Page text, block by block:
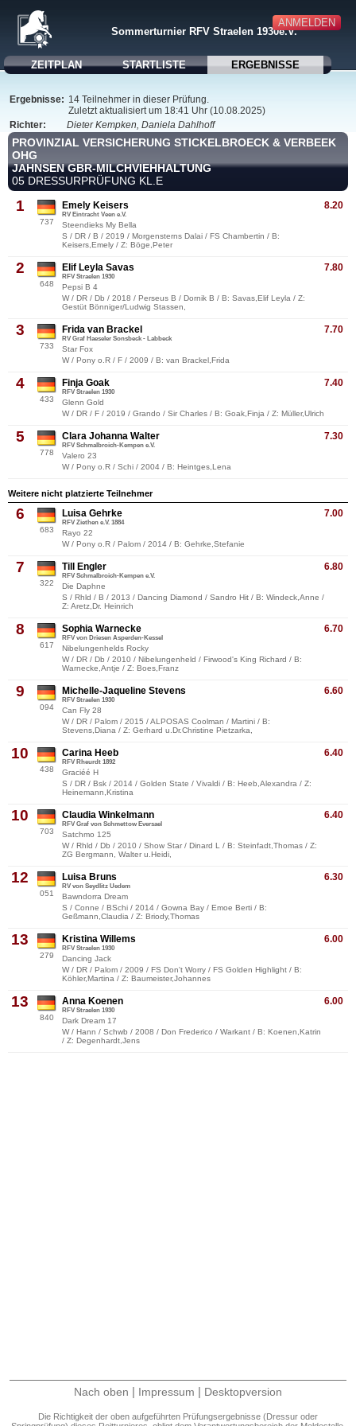
ANMELDEN
Sommerturnier RFV Straelen 1930e.V.
ZEITPLAN STARTLISTE ERGEBNISSE
Ergebnisse: 14 Teilnehmer in dieser Prüfung.
Zuletzt aktualisiert um 18:41 Uhr (10.08.2025)
Richter:
Dieter Kempken, Daniela Dahlhoff
PROVINZIAL VERSICHERUNG STICKELBROECK & VERBEEK
OHG
JAHNSEN GBR-MILCHVIEHHALTUNG
05 DRESSURPRÜFUNG KL.E
1
737
8.20
Emely Keisers
RV Eintracht Veen e.V.
Steendieks My Bella
S / DR / B / 2019 / Morgensterns Dalai / FS Chambertin / B:
Keisers,Emely / Z: Böge,Peter
2
648
7.80
Elif Leyla Savas
RFV Straelen 1930
Pepsi B 4
W / DR / Db / 2018 / Perseus B / Dornik B / B: Savas,Elif Leyla / Z:
Gestüt Bönniger/Ludwig Stassen,
3
733
7.70
Frida van Brackel
RV Graf Haeseler Sonsbeck - Labbeck
Star Fox
W / Pony o.R / F / 2009 / B: van Brackel,Frida
4
433
7.40
Finja Goak
RFV Straelen 1930
Glenn Gold
W / DR / F / 2019 / Grando / Sir Charles / B: Goak,Finja / Z: Müller,Ulrich
5
778
7.30
Clara Johanna Walter
RFV Schmalbroich-Kempen e.V.
Valero 23
W / Pony o.R / Schi / 2004 / B: Heintges,Lena
Weitere nicht platzierte Teilnehmer
6
683
7.00
Luisa Gehrke
RFV Ziethen e.V. 1884
Rayo 22
W / Pony o.R / Palom / 2014 / B: Gehrke,Stefanie
7
322
6.80
Till Engler
RFV Schmalbroich-Kempen e.V.
Die Daphne
S / Rhld / B / 2013 / Dancing Diamond / Sandro Hit / B: Windeck,Anne /
Z: Aretz,Dr. Heinrich
8
617
6.70
Sophia Warnecke
RFV von Driesen Asperden-Kessel
Nibelungenhelds Rocky
W / DR / Db / 2010 / Nibelungenheld / Firwood's King Richard / B:
Warnecke,Antje / Z: Boes,Franz
9
094
6.60
Michelle-Jaqueline Stevens
RFV Straelen 1930
Can Fly 28
W / DR / Palom / 2015 / ALPOSAS Coolman / Martini / B:
Stevens,Diana / Z: Gerhard u.Dr.Christine Pietzarka,
10
438
6.40
Carina Heeb
RFV Rheurdt 1892
Graciéé H
S / DR / Bsk / 2014 / Golden State / Vivaldi / B: Heeb,Alexandra / Z:
Heinemann,Kristina
10
703
6.40
Claudia Winkelmann
RFV Graf von Schmettow Eversael
Satchmo 125
W / Rhld / Db / 2010 / Show Star / Dinard L / B: Steinfadt,Thomas / Z:
ZG Bergmann, Walter u.Heidi,
12
051
6.30
Luisa Bruns
RV von Seydlitz Uedem
Bawndorra Dream
S / Conne / BSchi / 2014 / Gowna Bay / Emoe Berti / B:
Geßmann,Claudia / Z: Briody,Thomas
13
279
6.00
Kristina Willems
RFV Straelen 1930
Dancing Jack
W / DR / Palom / 2009 / FS Don't Worry / FS Golden Highlight / B:
Köhler,Martina / Z: Baumeister,Johannes
13
840
6.00
Anna Koenen
RFV Straelen 1930
Dark Dream 17
W / Hann / Schwb / 2008 / Don Frederico / Warkant / B: Koenen,Katrin
/ Z: Degenhardt,Jens
Nach oben | Impressum | Desktopversion
Die Richtigkeit der oben aufgeführten Prüfungsergebnisse (Dressur oder